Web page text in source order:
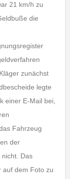
21 km/h zu
die
zunächst
legte
einer E-Mail bei,
Fahrzeug
der
Das
auf dem Foto zu